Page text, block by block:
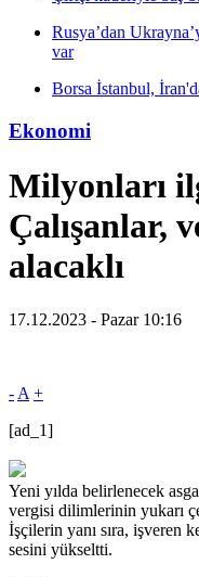
Rusya’dan
var
Borsa İstanbul,
Ekonomi
Milyonları
Çalışanlar,
alacaklı
17.12.2023 - Pazar 10:16
- A +
[ad_1]
Yeni yılda belirlenecek
vergisi dilimlerinin yukarı
İşçilerin yanı sıra, işveren
sesini yükseltti.